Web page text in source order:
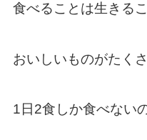
食べることは生きるこ
おいしいものがたく
1日2食しか食べない